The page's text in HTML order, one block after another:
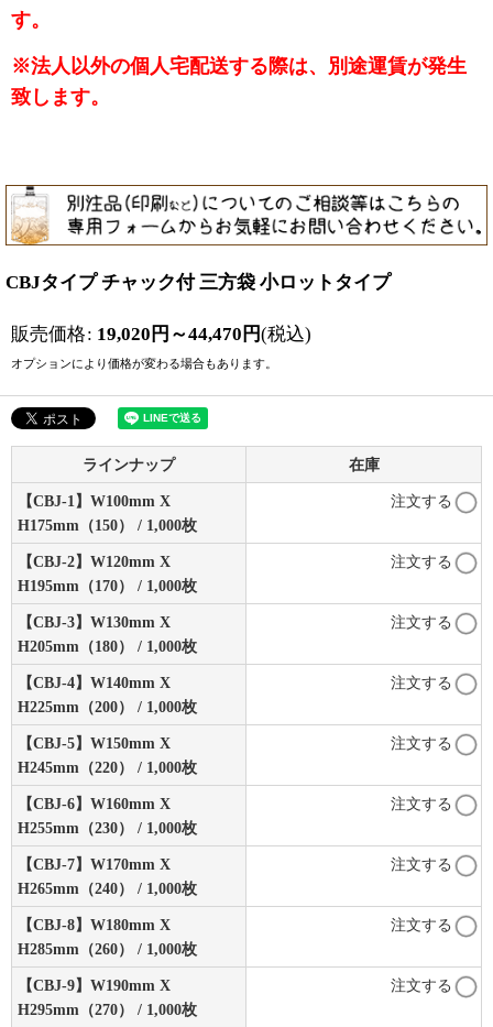
す。
※法人以外の個人宅配送する際は、別途運賃が発生
致します。
CBJタイプ チャック付 三方袋 小ロットタイプ
販売価格: 19,020 円 ～44,470 円(税込)
オプションにより価格が変わる場合もあります。
ラインナップ 在庫
【CBJ-1】W100mm X
H175mm（150） / 1,000枚
注文する
【CBJ-2】W120mm X
H195mm（170） / 1,000枚
注文する
【CBJ-3】W130mm X
H205mm（180） / 1,000枚
注文する
【CBJ-4】W140mm X
H225mm（200） / 1,000枚
注文する
【CBJ-5】W150mm X
H245mm（220） / 1,000枚
注文する
【CBJ-6】W160mm X
H255mm（230） / 1,000枚
注文する
【CBJ-7】W170mm X
H265mm（240） / 1,000枚
注文する
【CBJ-8】W180mm X
H285mm（260） / 1,000枚
注文する
【CBJ-9】W190mm X
H295mm（270） / 1,000枚
注文する